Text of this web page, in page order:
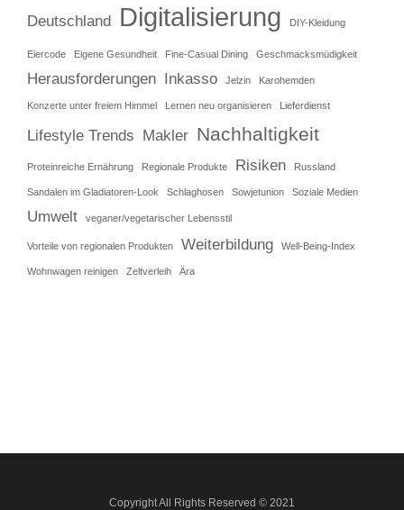
Deutschland Digitalisierung DIY-Kleidung
Eiercode Eigene Gesundheit Fine-Casual Dining Geschmacksmüdigkeit
Herausforderungen Inkasso Jelzin Karohemden
Konzerte unter freiem Himmel Lernen neu organisieren Lieferdienst
Lifestyle Trends Makler Nachhaltigkeit
Proteinreiche Ernährung Regionale Produkte Risiken Russland
Sandalen im Gladiatoren-Look Schlaghosen Sowjetunion Soziale Medien
Umwelt veganer/vegetarischer Lebensstil
Vorteile von regionalen Produkten Weiterbildung Well-Being-Index
Wohnwagen reinigen Zeltverleih Ära
Copyright All Rights Reserved © 2021